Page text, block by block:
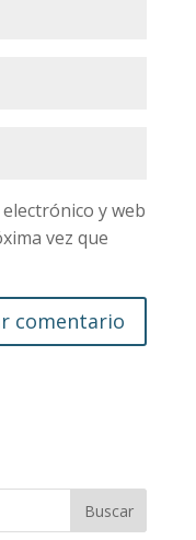
y web
vez que